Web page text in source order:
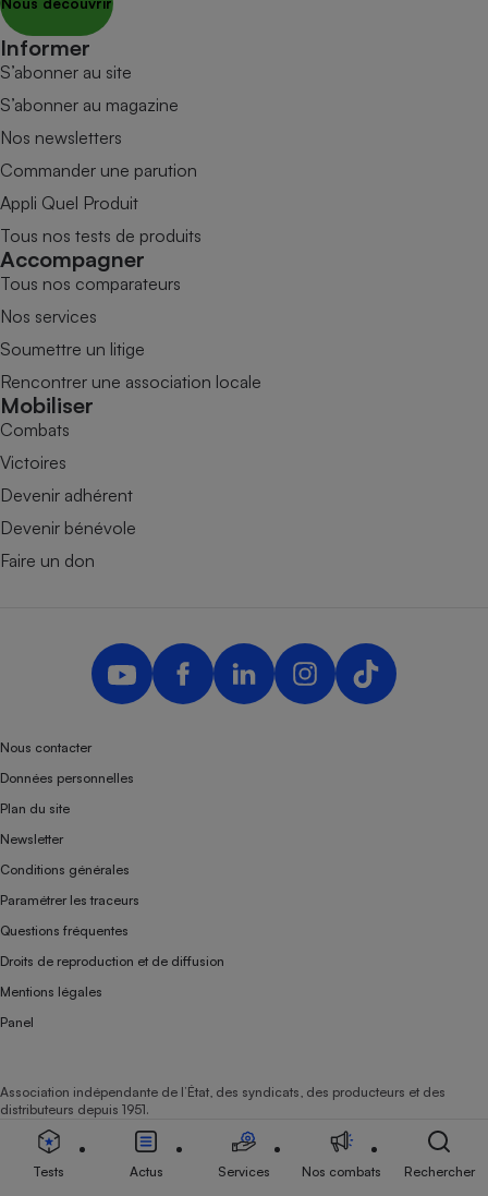
Informer
S’abonner au site
S’abonner au magazine
Nos newsletters
Commander une parution
Appli Quel Produit
Tous nos tests de produits
Accompagner
Tous nos comparateurs
Nos services
Soumettre un litige
Rencontrer une association locale
Mobiliser
Combats
Victoires
Devenir adhérent
Devenir bénévole
Faire un don
Nous contacter
Données personnelles
Plan du site
Newsletter
Conditions générales
Paramétrer les traceurs
Questions fréquentes
Droits de reproduction et de diffusion
Mentions légales
Panel
Association indépendante de l’État, des syndicats, des producteurs et des
distributeurs depuis 1951.
Tests Actus Services Nos combats Rechercher